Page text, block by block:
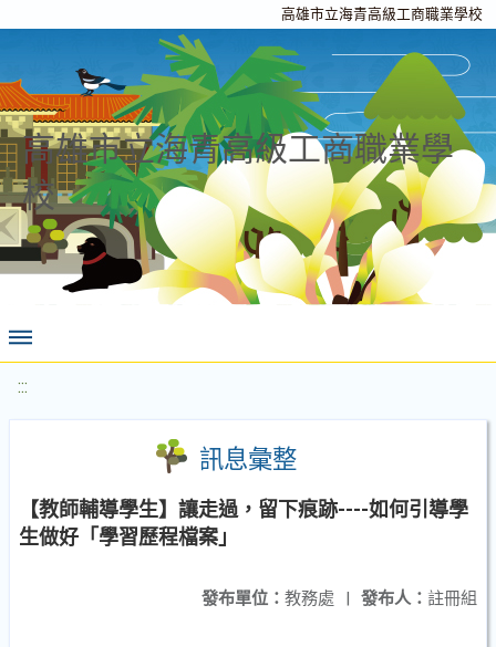
高雄市立海青高級工商職業學校
高雄市立海青高級工商職業學
校
:::
訊息彙整
【教師輔導學生】讓走過，留下痕跡----如何引導學
生做好「學習歷程檔案」
發布人： 註冊組
發布單位： 教務處 |